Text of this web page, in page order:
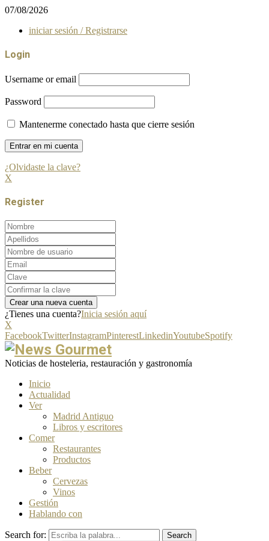
07/08/2026
iniciar sesión / Registrarse
Login
Username or email
Password
Mantenerme conectado hasta que cierre sesión
¿Olvidaste la clave?
X
Register
¿Tienes una cuenta?Inicia sesión aquí
X
FacebookTwitterInstagramPinterestLinkedinYoutubeSpotify
Noticias de hosteleria, restauración y gastronomía
Inicio
Actualidad
Ver
Madrid Antiguo
Libros y escritores
Comer
Restaurantes
Productos
Beber
Cervezas
Vinos
Gestión
Hablando con
Search for:
Search